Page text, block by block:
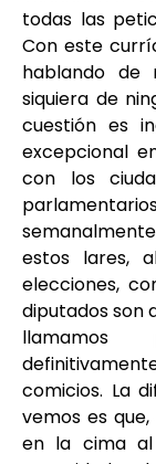
todas las
Con este
hablando de
siquiera de
cuestión es
excepcional
con los
estos lares,
elecciones,
diputados son
llamamos
comicios. La
vemos es
en la cima al